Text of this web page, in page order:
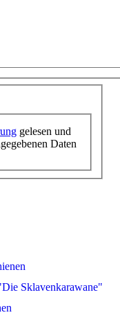
gelesen und
Daten
Sklavenkarawane"